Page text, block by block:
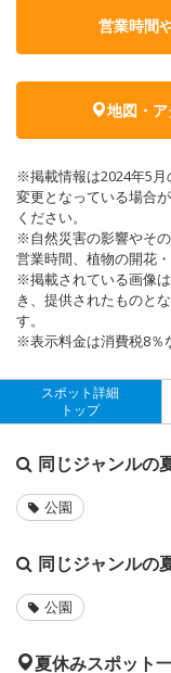
営業時間
地図・
※掲載情報は2024年5
変更となっている場合
ください。
※自然災害の影響やそ
営業時間、植物の開花
※掲載されている画像
き、提供されたものと
す。
※表示料金は消費税8％
スポット詳細
トップ
同じジャンルの
公園
同じジャンルの
公園
夏休みスポット